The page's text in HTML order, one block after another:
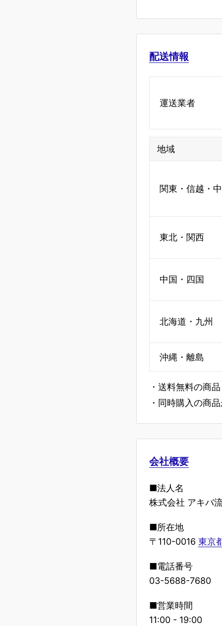
配送情報
運送業者
地域
関東・信越・
東北・関西
中国・四国
北海道・九州
沖縄・離島
・送料無料の商
・同時購入の商
会社概要
■法人名
株式会社 アキバ
■所在地
〒110-0016 東京
■電話番号
03-5688-7680
■営業時間
11:00 - 19:00